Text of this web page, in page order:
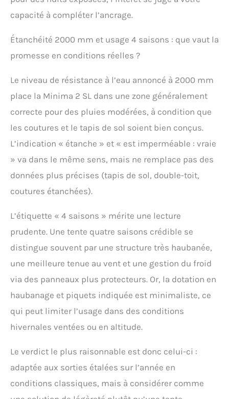
capacité à compléter l’ancrage.
Étanchéité 2000 mm et usage 4 saisons : que vaut la
promesse en conditions réelles ?
Le niveau de résistance à l’eau annoncé à 2000 mm
place la Minima 2 SL dans une zone généralement
correcte pour des pluies modérées, à condition que
les coutures et le tapis de sol soient bien conçus.
L’indication « étanche » et « est imperméable : vraie
» va dans le même sens, mais ne remplace pas des
données plus précises (tapis de sol, double-toit,
coutures étanchées).
L’étiquette « 4 saisons » mérite une lecture
prudente. Une tente quatre saisons crédible se
distingue souvent par une structure très haubanée,
une meilleure tenue au vent et une gestion du froid
via des panneaux plus protecteurs. Or, la dotation en
haubanage et piquets indiquée est minimaliste, ce
qui peut limiter l’usage dans des conditions
hivernales ventées ou en altitude.
Le verdict le plus raisonnable est donc celui-ci :
adaptée aux sorties étalées sur l’année en
conditions classiques, mais à considérer comme